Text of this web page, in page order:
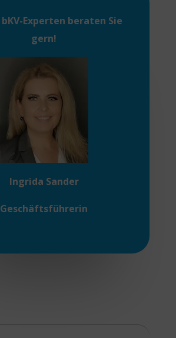
bKV-Experten beraten Sie
gern!
Ingrida Sander
Geschäftsführerin